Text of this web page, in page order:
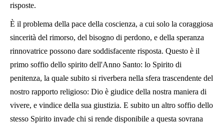
risposte.
È il problema della pace della coscienza, a cui solo la coraggiosa
sincerità del rimorso, del bisogno di perdono, e della speranza
rinnovatrice possono dare soddisfacente risposta. Questo è il
primo soffio dello spirito dell'Anno Santo: lo Spirito di
penitenza, la quale subito si riverbera nella sfera trascendente del
nostro rapporto religioso: Dio è giudice della nostra maniera di
vivere, e vindice della sua giustizia. E subito un altro soffio dello
stesso Spirito invade chi si rende disponibile a questa sovrana